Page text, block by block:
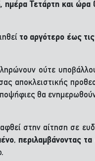
ημέρα Τετάρτη και ώρα
το αργότερο έως
ούτε
αποκλειστικής
θα
στην αίτηση σε
, περιλαμβάνοντας